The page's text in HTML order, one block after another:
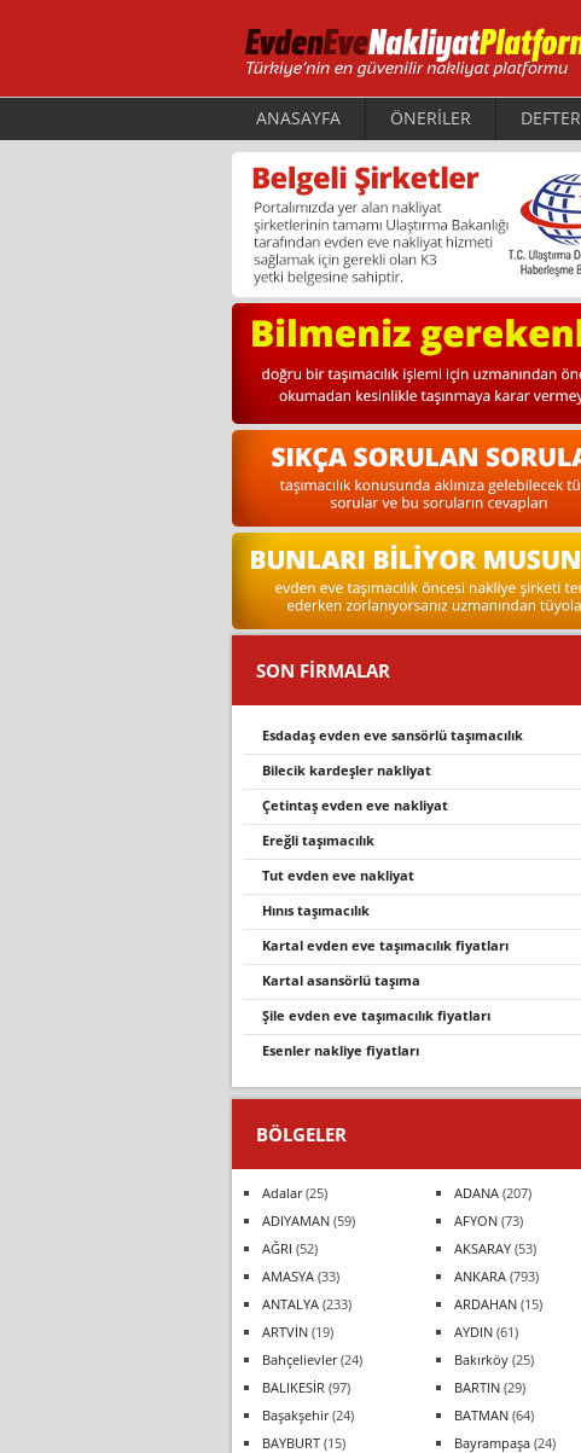
ANASAYFA ÖNERİLER DEFTER
SON FİRMALAR
esdadaş evden eve sansörlü taşımacılık
bilecik kardeşler nakli̇yat
çetintaş evden eve nakliyat
ereğli̇ taşimacilik
tut evden eve nakli̇yat
hinis taşimacilik
kartal evden eve taşımacılık fiyatları
kartal asansörlü taşıma
şile evden eve taşımacılık fiyatları
esenler nakliye fiyatları
BÖLGELER
Adalar(25) ADANA (207)
ADIYAMAN (59) AFYON (73)
AĞRI (52) AKSARAY (53)
AMASYA (33) ANKARA (793)
ANTALYA (233) ARDAHAN (15)
ARTVİN (19) AYDIN (61)
Bahçelievler(24) Bakırköy (25)
BALIKESİR (97) BARTIN (29)
Başakşehir(24) BATMAN (64)
BAYBURT (15) Bayrampaşa (24)